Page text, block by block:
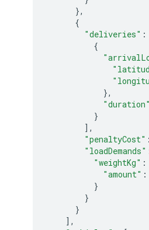
},
{
"deliveries" :
{
},
"duration"
}
],
"penaltyCost" :
"loadDemands"
"weightKg" :
"amount" :
}
}
}
],